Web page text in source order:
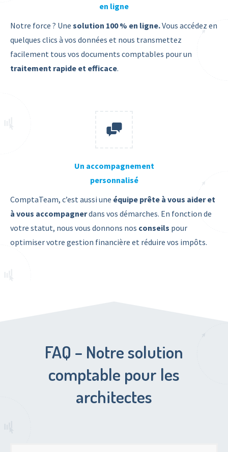
en ligne
Notre force ? Une solution 100 % en ligne.Vous accédez en
quelques clics à vos données et nous transmettez
facilement tous vos documents comptables pour un
traitement rapide et efficace.
Un accompagnement
personnalisé
ComptaTeam, c’est aussi une équipe prête à vous aider et
à vous accompagnerdans vos démarches. En fonction de
votre statut, nous vous donnons nos conseils pour
optimiser votre gestion financière et réduire vos impôts.
FAQ – Notre solution
comptable pour les
architectes